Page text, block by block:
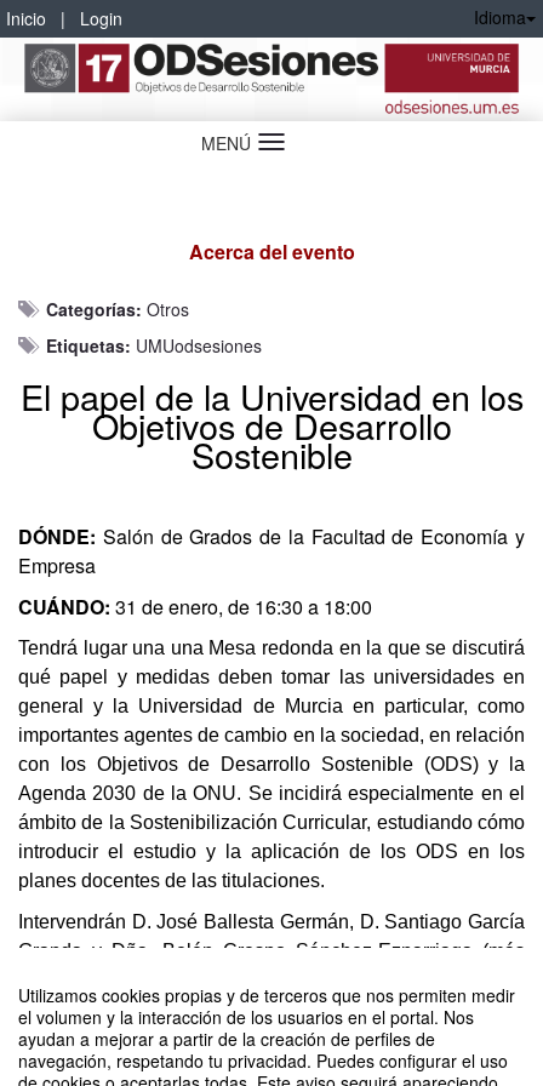
Utilizamos cookies propias y de terceros que nos permiten medir
el volumen y la interacción de los usuarios en el portal. Nos
ayudan a mejorar a partir de la creación de perfiles de
navegación, respetando tu privacidad. Puedes configurar el uso
Inicio | Login Idioma
MENÚ Idioma
Acerca del evento
Categorías: Otros
Etiquetas: UMUodsesiones
El papel de la Universidad en los
Objetivos de Desarrollo
Sostenible
DÓNDE: Salón de Grados de la Facultad de Economía y
Empresa
CUÁNDO: 31 de enero, de 16:30 a 18:00
Tendrá lugar una una Mesa redonda en la que se discutirá
qué papel y medidas deben tomar las universidades en
general y la Universidad de Murcia en particular, como
importantes agentes de cambio en la sociedad, en relación
con los Objetivos de Desarrollo Sostenible (ODS) y la
Agenda 2030 de la ONU. Se incidirá especialmente en el
ámbito de la Sostenibilización Curricular, estudiando cómo
introducir el estudio y la aplicación de los ODS en los
planes docentes de las titulaciones.
Intervendrán D. José Ballesta Germán, D. Santiago García
Granda y Dña. Belén Crespo Sánchez-Eznarriaga (más
Universidad de Murcia, D. José Luján Alcaraz, moderará el
acto.
Entrada libre hasta completar aforo